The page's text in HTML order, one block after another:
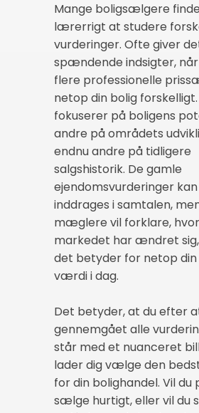
Mange boligsælgere
lærerrigt at studere
vurderinger. Ofte giver
spændende indsigter,
flere professionelle
netop din bolig
fokuserer på boligens
andre på områdets
endnu andre på tidligere
salgshistorik. De gamle
ejendomsvurderinger
inddrages i samtalen,
mæglere vil forklare,
markedet har ændret
det betyder for netop din
værdi i dag.
Det betyder, at du efter
gennemgået alle
står med et nuanceret
lader dig vælge den
for din bolighandel. Vil du
sælge hurtigt, eller vil du